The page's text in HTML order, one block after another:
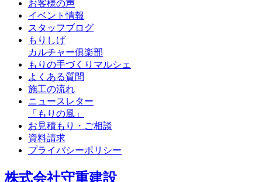
お客様の声
イベント情報
スタッフブログ
もりしげ
カルチャー俱楽部
もりの手づくりマルシェ
よくある質問
施工の流れ
ニュースレター
「もりの風」
お見積もり・ご相談
資料請求
プライバシーポリシー
株式会社守重建設